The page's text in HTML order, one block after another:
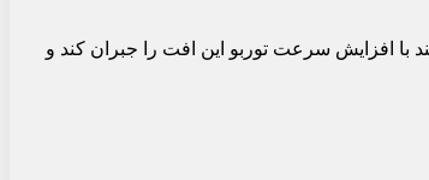
افزایش سرعت توربو این افت را جبران کند و